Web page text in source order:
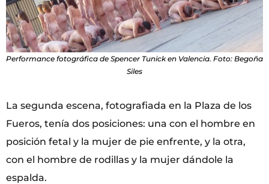
Performance fotográfica de Spencer Tunick en Valencia. Foto: Begoña
Siles
La segunda escena, fotografiada en la Plaza de los
Fueros, tenía dos posiciones: una con el hombre en
posición fetal y la mujer de pie enfrente, y la otra,
con el hombre de rodillas y la mujer dándole la
espalda.